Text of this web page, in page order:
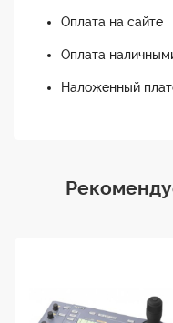
Оплата на сайте
Оплата
Наложенный